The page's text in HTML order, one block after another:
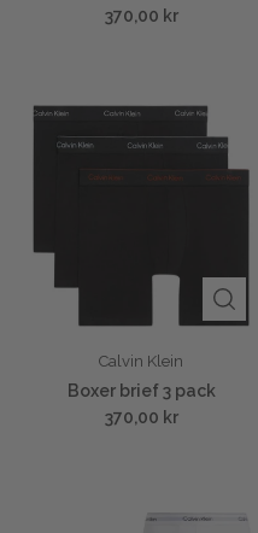
370,00 kr
Calvin Klein
Boxer brief 3 pack
370,00 kr